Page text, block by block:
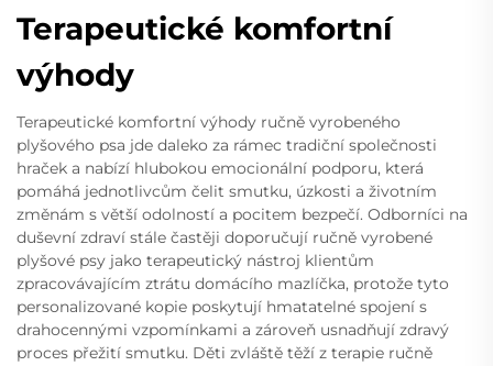
Terapeutické komfortní
výhody
Terapeutické komfortní výhody ručně vyrobeného
plyšového psa jde daleko za rámec tradiční společnosti
hraček a nabízí hlubokou emocionální podporu, která
pomáhá jednotlivcům čelit smutku, úzkosti a životním
změnám s větší odolností a pocitem bezpečí. Odborníci na
duševní zdraví stále častěji doporučují ručně vyrobené
plyšové psy jako terapeutický nástroj klientům
zpracovávajícím ztrátu domácího mazlíčka, protože tyto
personalizované kopie poskytují hmatatelné spojení s
drahocennými vzpomínkami a zároveň usnadňují zdravý
proces přežití smutku. Děti zvláště těží z terapie ručně